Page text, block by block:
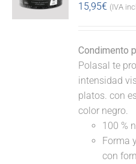
15,95€ (IVA
Condimento
Polasal te
intensidad
platos. con
color negro.
100 %
Forma
con